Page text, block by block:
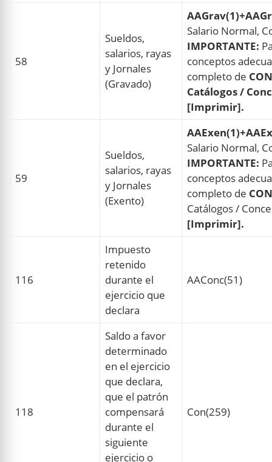
58
Sueldos,
salarios, rayas
y Jornales
(Gravado)
Salario Normal,
IMPORTANTE:
conceptos
completo de
Catálogos /
[Imprimir].
59
Sueldos,
salarios, rayas
y Jornales
(Exento)
Salario Normal,
IMPORTANTE:
conceptos
completo de
Catálogos /
[Imprimir].
116
Impuesto
retenido
durante el
ejercicio que
declara
AAConc(51)
118
Saldo a favor
determinado
en el ejercicio
que declara,
que el patrón
compensará
durante el
siguiente
ejercicio o
Con(259)